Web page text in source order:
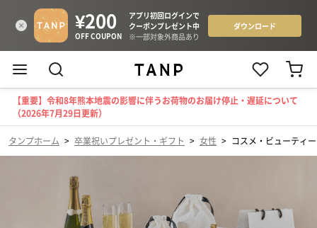
【重要】令和8年熊本地震の影響に伴うお荷物のお届け停止・遅延について
（2026年7月29日更新）
タンプホーム > 卒業祝いプレゼント・ギフト > 女性 > コスメ・ビューティー